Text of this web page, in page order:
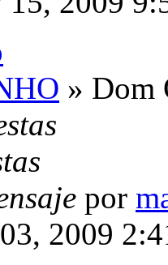
» Dom
por
2009